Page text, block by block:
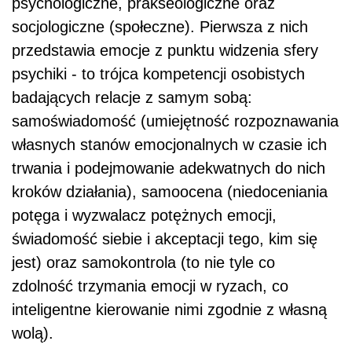
socjologiczne (społeczne). Pierwsza z nich
przedstawia emocje z punktu widzenia sfery
psychiki - to trójca kompetencji osobistych
badających relacje z samym sobą:
samoświadomość (umiejętność rozpoznawania
własnych stanów emocjonalnych w czasie ich
trwania i podejmowanie adekwatnych do nich
kroków działania), samoocena (niedoceniania
potęga i wyzwalacz potężnych emocji,
świadomość siebie i akceptacji tego, kim się
jest) oraz samokontrola (to nie tyle co
zdolność trzymania emocji w ryzach, co
inteligentne kierowanie nimi zgodnie z własną
wolą).